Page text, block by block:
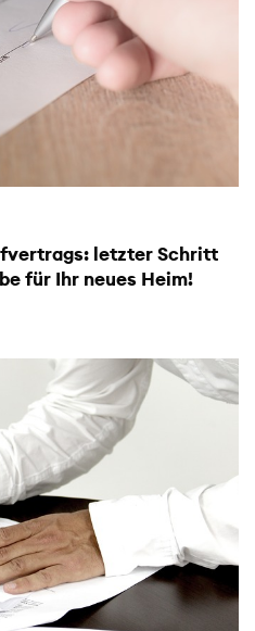
letzter Schritt
für Ihr neues Heim!